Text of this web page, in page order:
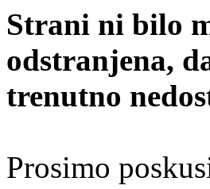
Strani ni bilo
odstranjena,
trenutno
Prosimo